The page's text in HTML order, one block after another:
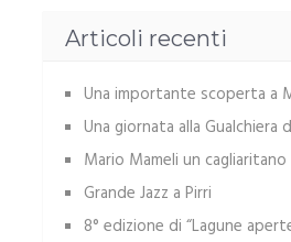
Articoli recenti
Una importante scoperta a
Una giornata alla Gualchiera
Mario Mameli un
Grande Jazz a Pirri
8° edizione di “Lagune